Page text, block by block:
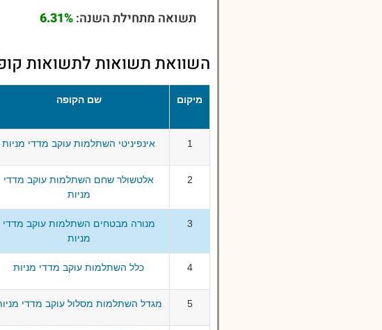
תשואה מתחילת השנה:6.31%
השוואת תשואות לתשואות
מיקום שם הקופה
1 אינפיניטי השתלמות עוקב מדדי מניות
2
אלטשולר שחם השתלמות עוקב מדדי
מניות
3
מנורה מבטחים השתלמות עוקב מדדי
מניות
4 כלל השתלמות עוקב מדדי מניות
5 מגדל השתלמות מסלול עוקב מדדי